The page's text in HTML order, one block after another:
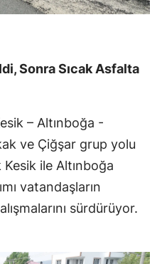
Sonra Sıcak Asfalta
– Altınboğa -
ve Çiğşar grup yolu
ile Altınboğa
vatandaşların
sürdürüyor.